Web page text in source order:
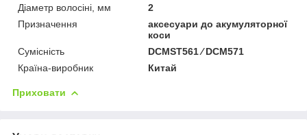
Діаметр волосіні, мм
2
Призначення
аксесуари до акумуляторної
коси
Сумісність
DCMST561 ⁄ DCM571
Країна-виробник
Китай
Приховати